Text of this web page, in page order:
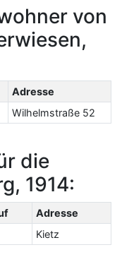
von
Adresse
Wilhelmstraße 52
die
1914:
Adresse
Kietz